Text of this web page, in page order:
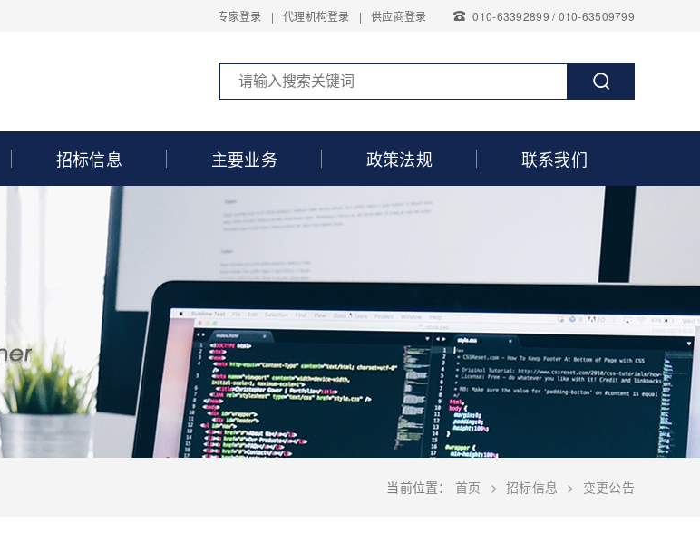
专家登录 | 代理机构登录 | 供应商登录 010-63392899 / 010-63509799
招标信息 主要业务 政策法规 联系我们
当前位置： 首页 招标信息 变更公告